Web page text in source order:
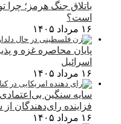
باتلاق جنگ هرمز؛ چرا
است؟
۱۶ مرداد ۱۴۰۵
پایان محاصره غزه و
اسرائیل
۱۶ مرداد ۱۴۰۵
فزاینده رای‌دهندگان از
۱۶ مرداد ۱۴۰۵